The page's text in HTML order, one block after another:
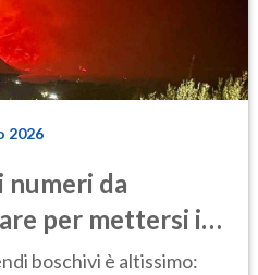
2026
numeri da
per mettersi in
boschivi è altissimo: